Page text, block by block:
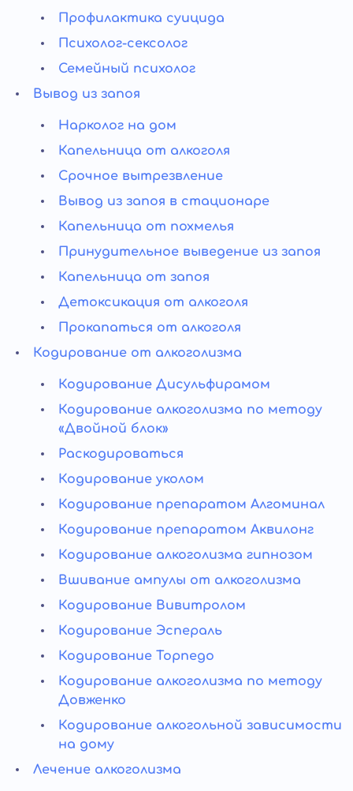
Профилактика суицида
Психолог-сексолог
Семейный психолог
Вывод из запоя
Нарколог на дом
Капельница от алкоголя
Срочное вытрезвление
Вывод из запоя в стационаре
Капельница от похмелья
Принудительное выведение из запоя
Капельница от запоя
Детоксикация от алкоголя
Прокапаться от алкоголя
Кодирование от алкоголизма
Кодирование Дисульфирамом
Кодирование алкоголизма по методу
«Двойной блок»
Раскодироваться
Кодирование уколом
Кодирование препаратом Алгоминал
Кодирование препаратом Аквилонг
Кодирование алкоголизма гипнозом
Вшивание ампулы от алкоголизма
Кодирование Вивитролом
Кодирование Эспераль
Кодирование Торпедо
Кодирование алкоголизма по методу
Довженко
Кодирование алкогольной зависимости
на дому
Лечение алкоголизма